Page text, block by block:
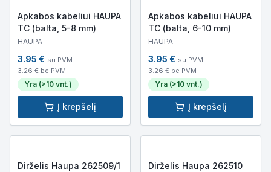
Apkabos kabeliui HAUPA
TC (balta, 5-8 mm)
HAUPA
3.95 € su PVM
3.26 € be PVM
Yra (>10 vnt.)
Į krepšelį
Apkabos kabeliui HAUPA
TC (balta, 6-10 mm)
HAUPA
3.95 € su PVM
3.26 € be PVM
Yra (>10 vnt.)
Į krepšelį
Dirželis Haupa 262509/1
Dirželis Haupa 262510